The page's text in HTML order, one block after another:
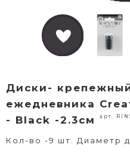
Диски-
ежедневника
- Black -2.3см
арт.
Кол-во -9 шт. Диаметр